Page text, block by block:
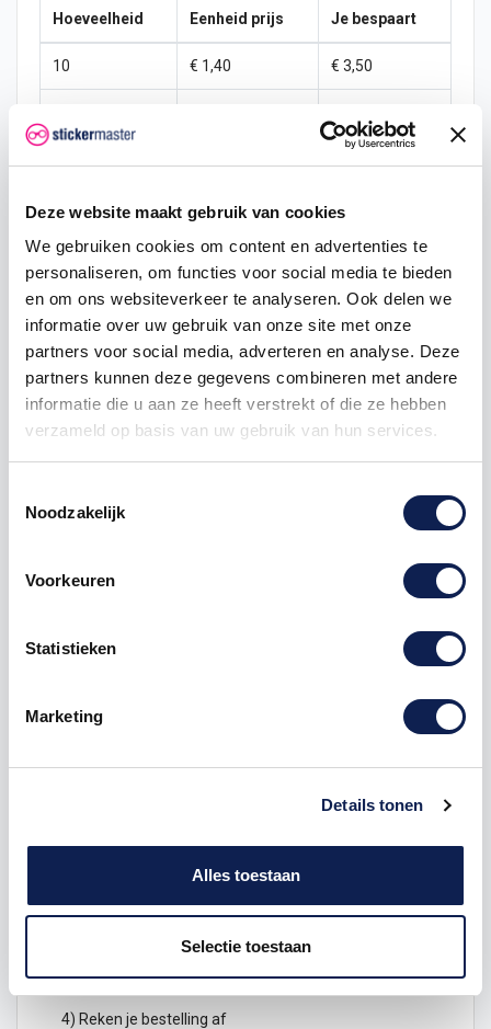
Deze website maakt gebruik van cookies
We gebruiken cookies om content en advertenties te
personaliseren, om functies voor social media te bieden
en om ons websiteverkeer te analyseren. Ook delen we
informatie over uw gebruik van onze site met onze
partners voor social media, adverteren en analyse. Deze
partners kunnen deze gegevens combineren met andere
informatie die u aan ze heeft verstrekt of die ze hebben
verzameld op basis van uw gebruik van hun services.
Noodzakelijk
Voorkeuren
Statistieken
Marketing
Details tonen
Alles toestaan
Selectie toestaan
Hoeveelheid Eenheid prijs Je bespaart
10 € 1,40 € 3,50
€ 1,05
100 € 0,96 € 78,75
200 € 0,88 € 175,00
€ 0,70 € 525,00
750 € 0,53 € 918,75
Houten Freesletter N Impact MDF Bruin
De freesletter N is te bestellen vanaf een hoogte van
houtsoort, maar is niet geschikt voor buitengebruik.
1) Geef aan welke formaat je wenst te ontvangen, de
aantal letters aan
3) Plaats het in je winkelwagen
4) Reken je bestelling af